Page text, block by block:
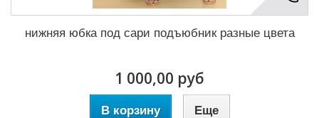
нижняя юбка под сари подъюбник разные цвета
1 000,00 руб
В корзину Еще